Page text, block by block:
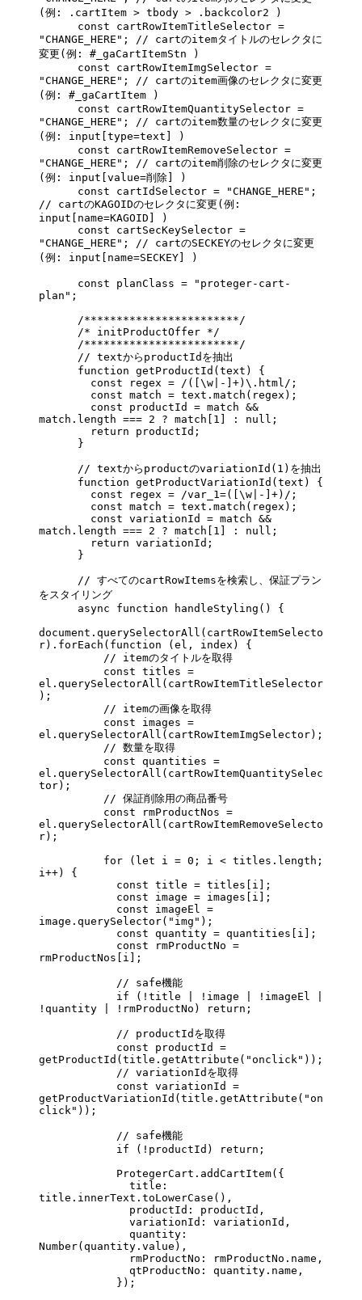
(例: .cartItem > tbody > .backcolor2 )
      const
cartRowItemTitleSelector =
"CHANGE_HERE" ; // cartのitemタイトルのセレクタに
変更(例: #_gaCartItemStn )
      const
cartRowItemImgSelector =
"CHANGE_HERE" ; // cartのitem画像のセレクタに変更
(例: #_gaCartItem )
      const
cartRowItemQuantitySelector =
"CHANGE_HERE" ; // cartのitem数量のセレクタに変更
(例: input[type=text] )
      const
cartRowItemRemoveSelector =
"CHANGE_HERE" ; // cartのitem削除のセレクタに変更
(例: input[value=削除] )
      const
cartIdSelector = "CHANGE_HERE"
// cartのKAGOIDのセレクタに変更(例:
input[name=KAGOID] )
      const
cartSecKeySelector =
"CHANGE_HERE" ; // cartのSECKEYのセレクタに変更
(例: input[name=SECKEY] )
      const
planClass = "proteger-cart-
plan" ;
      /************************/
      /* initProductOffer */
      /************************/
      // textからproductIdを抽出
      function
getProductId ( text ) {
        const
regex = / ( [\w|-] +) \. html/ ;
        const
match = text. match (regex);
        const
productId = match &&
match. length === 2 ? match[ 1 : null ;
        return
productId;
      }
      // textからproductのvariationId(1)を抽出
      function
getProductVariationId ( text ) {
        const
regex = /var_1=( [\w|-] +) / ;
        const
match = text. match (regex);
        const
variationId = match &&
match. length === 2 ? match[ 1 : null ;
        return
variationId;
      }
をスタイリング
      async
function handleStyling () {
document. querySelectorAll (cartRowItemSelecto
r). forEach ( function ( el , index ) {
          // itemのタイトルを取得
          const
titles =
el. querySelectorAll (cartRowItemTitleSelector
);
          // itemの画像を取得
          const
images =
el. querySelectorAll (cartRowItemImgSelector);
          // 数量を取得
          const
quantities =
el. querySelectorAll (cartRowItemQuantitySelec
tor);
          // 保証削除用の商品番号
          const
rmProductNos =
el. querySelectorAll (cartRowItemRemoveSelecto
r);
          for
( let i = 0 ; i < titles. length ;
i++) {
            const
title = titles[i];
            const
image = images[i];
            const
imageEl =
image. querySelector( "img" );
            const
quantity = quantities[i];
            const
rmProductNo =
rmProductNos[i];
            // safe機能
            if
( ! title ! image ! imageEl
! quantity ! rmProductNo) return ;
            // productIdを取得
            const
productId
=
getProductId (title. getAttribute ( "onclick" ));
            // variationIdを取得
            const
variationId
=
getProductVariationId (title. getAttribute ( "on
click" ));
            // safe機能
            if
( ! productId) return ;
            ProtegerCart.
addCartItem({
title.innerText. toLowerCase (),
              productId: productId,
              variationId: variationId,
Number(quantity.value),
              rmProductNo: rmProductNo.name,
              qtProductNo: quantity.name,
            });